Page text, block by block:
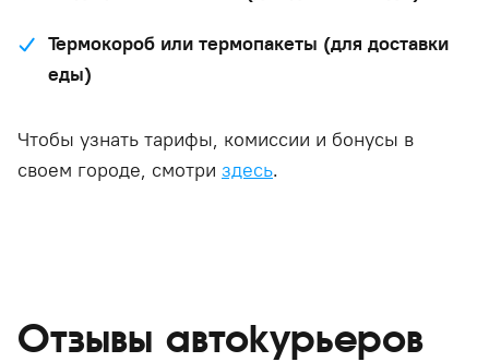
Термокороб или термопакеты (для доставки
еды)
Чтобы узнать тарифы, комиссии и бонусы в
своем городе, смотри здесь.
Отзывы автокурьеров